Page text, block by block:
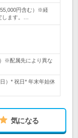
55,000円含む）※経
します。…
※配属先により異な
）* 祝日* 年末年始休
気になる